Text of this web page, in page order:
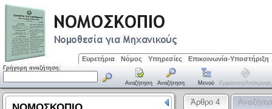
Ευρετήρια Νόμος Υπηρεσίες Επικοινωνία-Υποστήριξη
Γρήγορη αναζήτηση:
Αναζήτηση Αναζήτηση Μενού Εμφάνιση/απόκρυψη
Άρθρο 4